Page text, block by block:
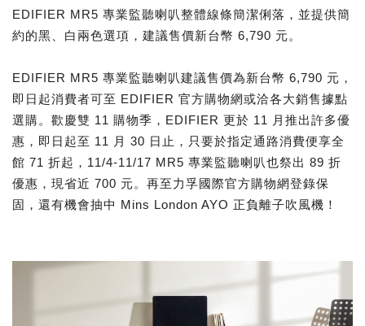
EDIFIER MR5 專業監聽喇叭整體線條簡潔俐落，並提供簡
約的黑、白兩色選項，建議售價新台幣 6,790 元。
EDIFIER MR5 專業監聽喇叭建議售價為新台幣 6,790 元，
即日起消費者可至 EDIFIER 官方購物網或洽各大銷售據點
選購。歡慶雙 11 購物季，EDIFIER 更於 11 月推出許多優
惠，即日起至 11 月 30 日止，只要於指定通路消費便享全
館 71 折起，11/4-11/17 MR5 專業監聽喇叭也祭出 89 折
優惠，現省近 700 元。再至力孚國際官方購物網登錄保
固，還有機會抽中 Mins London AYO 正負離子吹風機！